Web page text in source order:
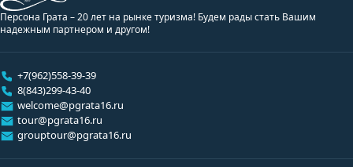
Персона Грата – 20 лет на рынке туризма! Будем рады стать Вашим
надежным партнером и другом!
+7(962)558-39-39
8(843)299-43-40
welcome@pgrata16.ru
tour@pgrata16.ru
grouptour@pgrata16.ru